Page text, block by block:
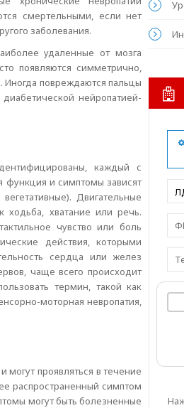
смертельными, если нет
заболевания.
удаленные от мозга
появляются симметрично,
Иногда повреждаются пальцы
нейропатией-
каждый с
функция и симптомы зависят
Двигательные
хватание или речь.
чувство или боль
действия, которыми
сердца или желез
чаще всего происходит
термин, такой как
моторная невропатия,
проявляться в течение
распространенный симптом
могут быть болезненные